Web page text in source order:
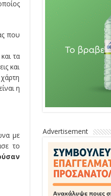
που
τα
και
η
με
το
Advertisement